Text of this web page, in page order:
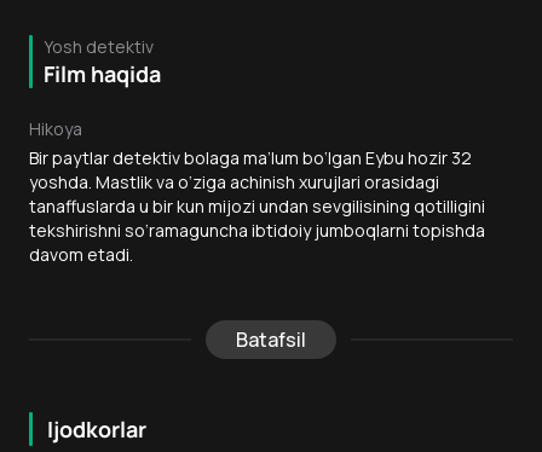
Yosh detektiv
Film haqida
Hikoya
Bir paytlar detektiv bolaga ma’lum bo‘lgan Eybu hozir 32
yoshda. Mastlik va o‘ziga achinish xurujlari orasidagi
tanaffuslarda u bir kun mijozi undan sevgilisining qotilligini
tekshirishni so‘ramaguncha ibtidoiy jumboqlarni topishda
davom etadi.
Batafsil
Ijodkorlar